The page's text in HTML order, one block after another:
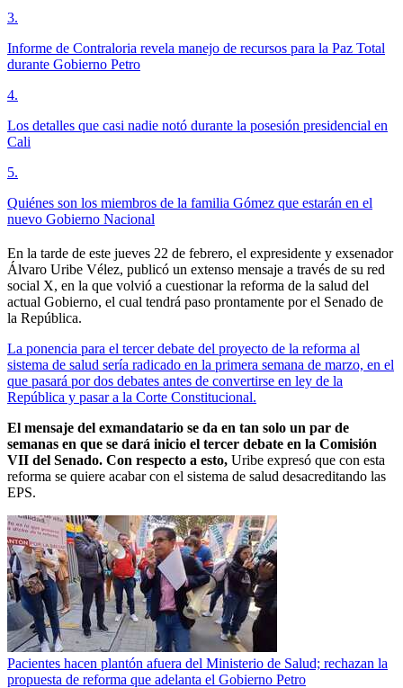
3.
Informe de Contraloria revela manejo de recursos para la Paz Total
durante Gobierno Petro
4.
Los detalles que casi nadie notó durante la posesión presidencial en
Cali
5.
Quiénes son los miembros de la familia Gómez que estarán en el
nuevo Gobierno Nacional
En la tarde de este jueves 22 de febrero, el expresidente y exsenador
Álvaro Uribe Vélez, publicó un extenso mensaje a través de su red
social X, en la que volvió a cuestionar la reforma de la salud del
actual Gobierno, el cual tendrá paso prontamente por el Senado de
la República.
La ponencia para el tercer debate del proyecto de la reforma al
sistema de salud sería radicado en la primera semana de marzo, en el
que pasará por dos debates antes de convertirse en ley de la
República y pasar a la Corte Constitucional.
El mensaje del exmandatario se da en tan solo un par de
semanas en que se dará inicio el tercer debate en la Comisión
VII del Senado. Con respecto a esto, Uribe expresó que con esta
reforma se quiere acabar con el sistema de salud desacreditando las
EPS.
Pacientes hacen plantón afuera del Ministerio de Salud; rechazan la
propuesta de reforma que adelanta el Gobierno Petro